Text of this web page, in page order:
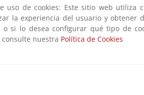
en Balanegra (Plan PIMA
uso de cookies: Este sitio web utiliza
la experiencia del usuario y obtener
o si lo desea configurar qué tipo de
nuestra Política de Cookies